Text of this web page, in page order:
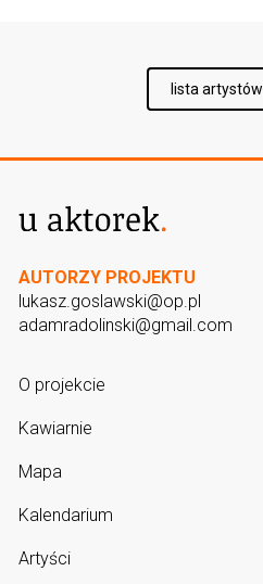
lista artystów
AUTORZY PROJEKTU
lukasz.goslawski@op.pl
adamradolinski@gmail.com
O projekcie
Kawiarnie
Mapa
Kalendarium
Artyści